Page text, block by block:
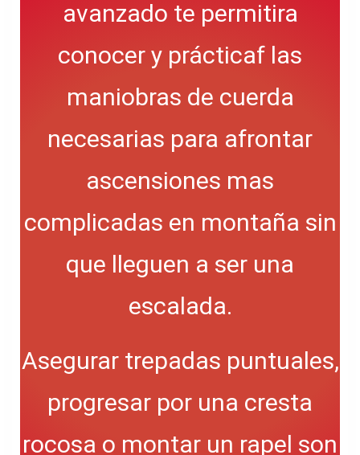
avanzado te permitira
conocer y prácticaf las
maniobras de cuerda
necesarias para afrontar
ascensiones mas
complicadas en montaña sin
que lleguen a ser una
escalada.
Asegurar trepadas puntuales,
progresar por una cresta
rocosa o montar un rapel son